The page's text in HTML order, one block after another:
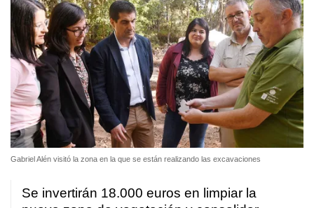
Gabriel Alén visitó la zona en la que se están realizando las excavaciones
Se invertirán 18.000 euros en limpiar la